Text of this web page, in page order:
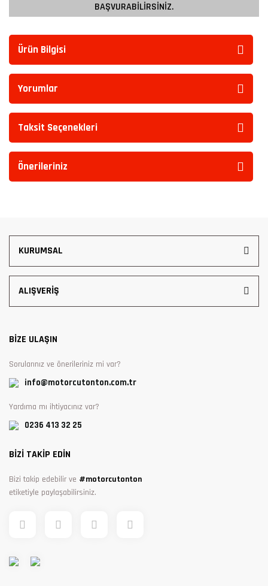
BAŞVURABİLİRSİNİZ.
Ürün Bilgisi
Yorumlar
Taksit Seçenekleri
Önerileriniz
KURUMSAL
ALIŞVERİŞ
BİZE ULAŞIN
Sorularınız ve önerileriniz mi var?
info@motorcutonton.com.tr
Yardıma mı ihtiyacınız var?
0236 413 32 25
BİZİ TAKİP EDİN
Bizi takip edebilir ve #motorcutonton
etiketiyle paylaşabilirsiniz.